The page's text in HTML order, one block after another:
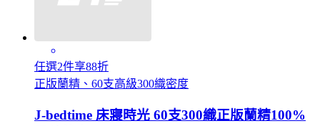
任選2件享88折
正版蘭精、60支高級300織密度
J-bedtime 床寢時光 60支300織正版蘭精100%